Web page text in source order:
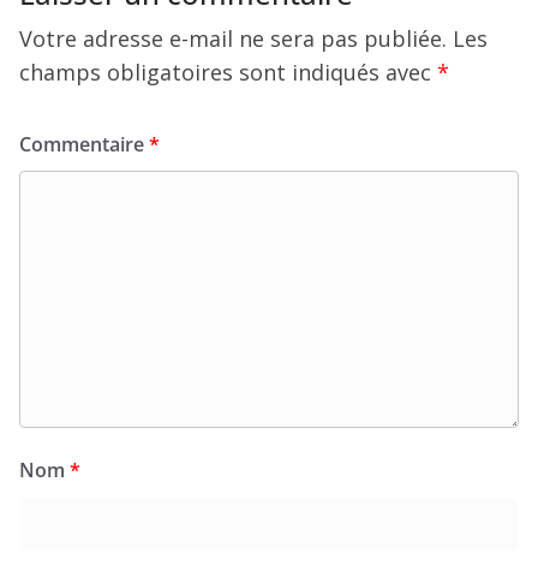
Votre adresse e-mail ne sera pas publiée. Les
champs obligatoires sont indiqués avec *
Commentaire*
Nom *